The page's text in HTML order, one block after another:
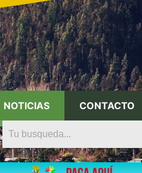
NOTICIAS CONTACTO